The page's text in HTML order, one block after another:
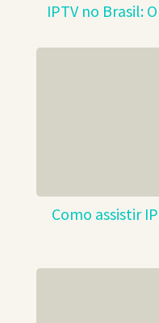
IPTV no Brasil:
Como assistir